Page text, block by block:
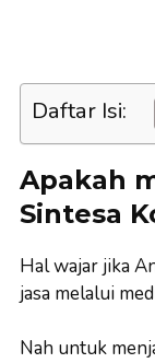
Daftar Isi:
Apakah
Sintesa
Hal wajar jika
jasa melalui
Nah untuk